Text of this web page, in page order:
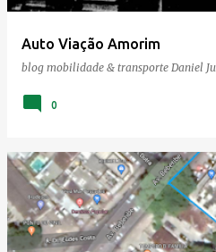
Auto Viação Amorim
blog mobilidade & transporte Daniel
0